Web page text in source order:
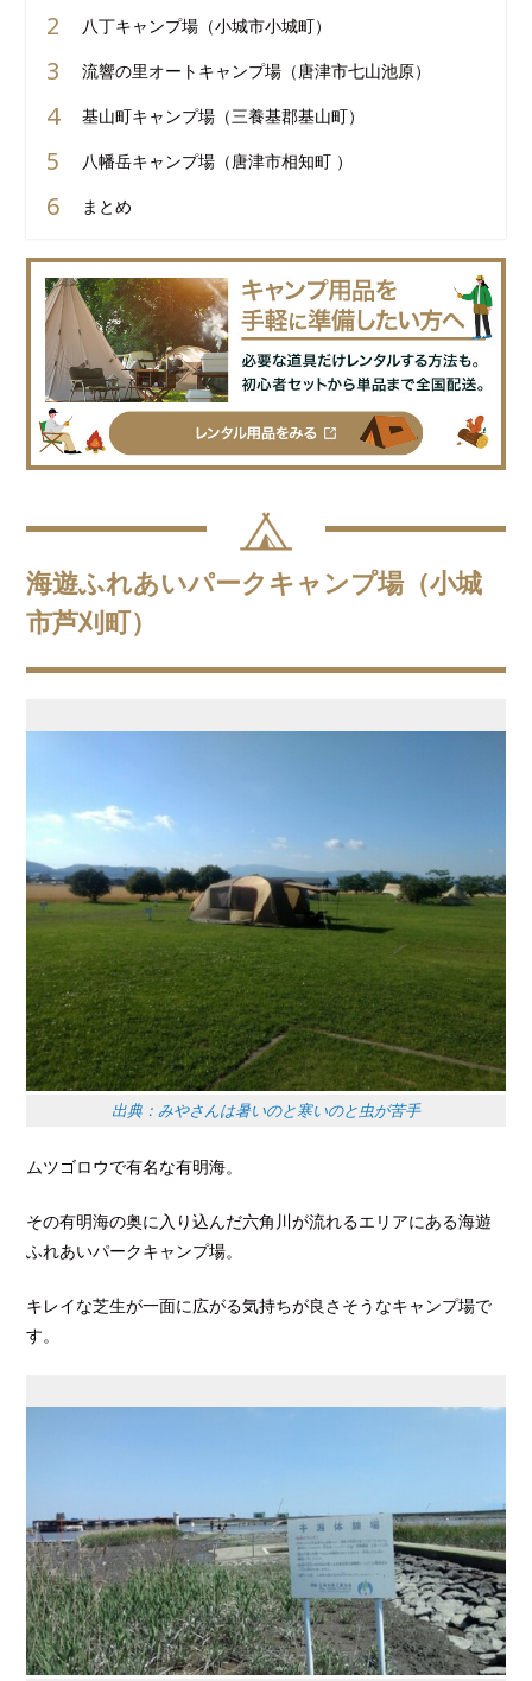
八丁キャンプ場（小城市小城町）
流響の里オートキャンプ場（唐津市七山池原）
基山町キャンプ場（三養基郡基山町）
八幡岳キャンプ場（唐津市相知町 ）
まとめ
海遊ふれあいパークキャンプ場（小城
市芦刈町）
出典：みやさんは暑いのと寒いのと虫が苦手
ムツゴロウで有名な有明海。
その有明海の奥に入り込んだ六角川が流れるエリアにある海遊
ふれあいパークキャンプ場。
キレイな芝生が一面に広がる気持ちが良さそうなキャンプ場で
す。